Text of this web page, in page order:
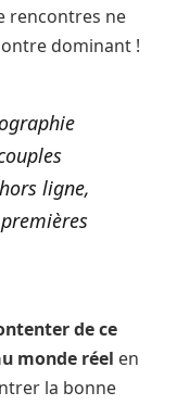
rencontres ne
dominant !
ligne,
de ce
monde réel en
la bonne